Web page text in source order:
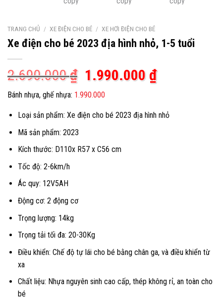
TRANG CHỦ / XE ĐIỆN CHO BÉ / XE HƠI ĐIỆN CHO BÉ
Xe điện cho bé 2023 địa hình nhỏ, 1-5 tuổi
2.690.000₫ Giá
gốc
2.690.000 ₫.
1.990.000 ₫Giá
hiện
là:
Bánh nhựa, ghế nhựa: 1.990.000
Loại sản phẩm: Xe điện cho bé 2023 địa hình nhỏ
Mã sản phẩm: 2023
Kích thước: D110x R57 x C56 cm
Tốc độ: 2-6km/h
Ác quy: 12V5AH
Động cơ: 2 động cơ
Trọng lượng: 14kg
Trọng tải tối đa: 20-30Kg
Điều khiển: Chế độ tự lái cho bé bằng chân ga, và điều khiển từ
xa
Chất liệu: Nhựa nguyên sinh cao cấp, thép không rỉ, an toàn cho
bé